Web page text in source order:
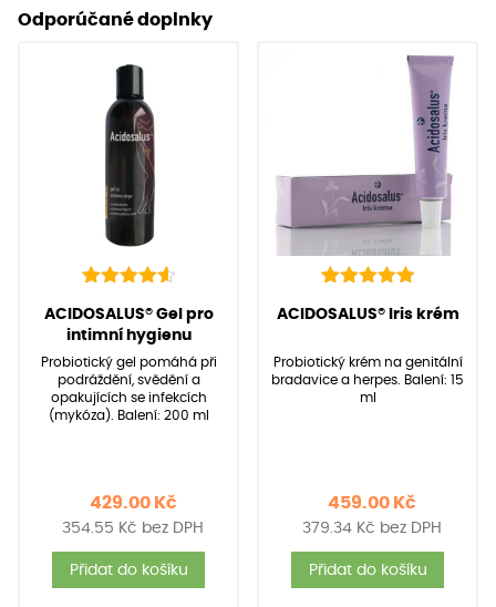
Odporúčané doplnky
4.67
z 5 na
základě
hodnocení
zákazníků
(Hodnocení:6)
ACIDOSALUS® Gel pro
intimní hygienu
Probiotický gel pomáhá při
podráždění, svědění a
opakujících se infekcích
(mykóza). Balení: 200 ml
429.00 Kč
354.55 Kč bez DPH
Přidat do košíku
5.00
základě
hodnocení
zákazníků
(Hodnocení: 6)
ACIDOSALUS® Iris krém
Probiotický krém na genitální
bradavice a herpes. Balení: 15
ml
459.00 Kč
379.34 Kč bez DPH
Přidat do košíku